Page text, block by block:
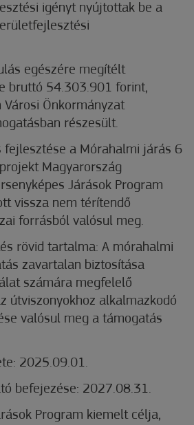
igényt nyújtottak be a
egészére megítélt
bruttó 54.303.901 forint,
Önkormányzat
részesült.
fejlesztése a Mórahalmi járás 6
Magyarország
Járások Program
vissza nem térítendő
forrásból valósul meg.
rövid tartalma: A mórahalmi
zavartalan biztosítása
számára megfelelő
útviszonyokhoz alkalmazkodó
valósul meg a támogatás
2025.09.01.
befejezése: 2027.08.31.
Program kiemelt célja,